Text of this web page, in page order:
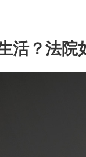
活？法院